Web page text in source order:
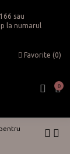
sau
la numarul
Favorite (0)
0